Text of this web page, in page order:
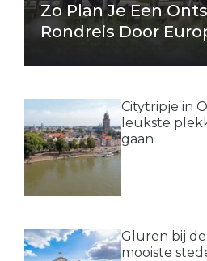
Zo Plan Je Een
Rondreis Door
Citytripje in
leukste
gaan
Gluren bij
mooiste